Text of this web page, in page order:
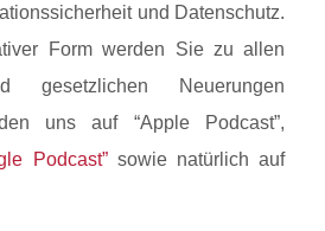
und Datenschutz.
Form werden Sie zu allen
gesetzlichen Neuerungen
uns auf “Apple Podcast”,
Podcast”sowie natürlich auf